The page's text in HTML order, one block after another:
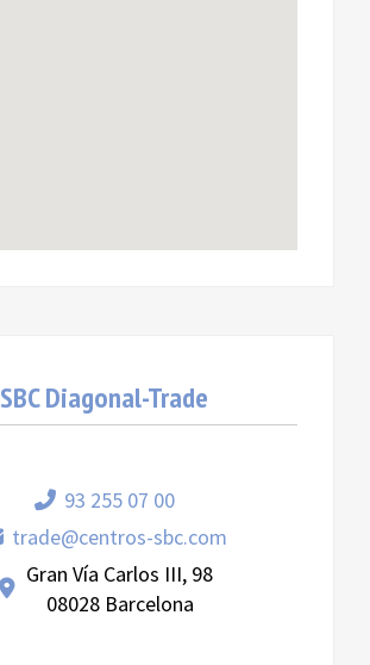
SBC Diagonal-Trade
93 255 07 00
trade@centros-sbc.com
Gran Vía Carlos III, 98
08028 Barcelona